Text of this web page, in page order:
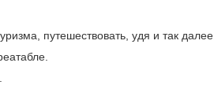
путешествовать, удя и так далее.